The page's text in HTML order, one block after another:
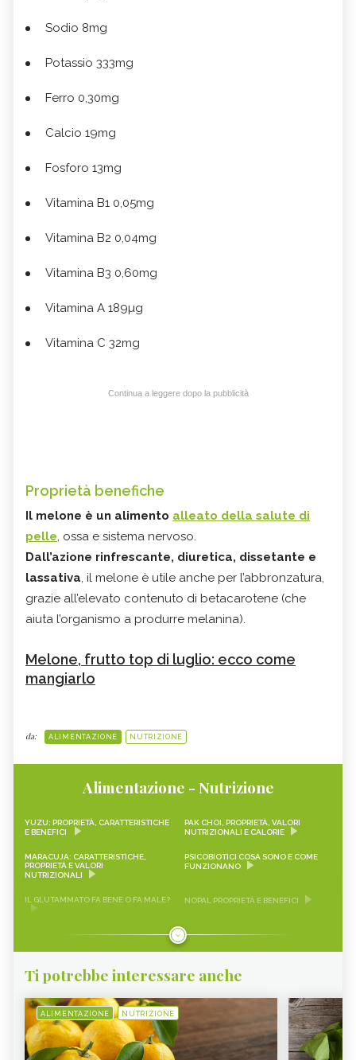
Sodio 8mg
Potassio 333mg
Ferro 0,30mg
Calcio 19mg
Fosforo 13mg
Vitamina B1 0,05mg
Vitamina B2 0,04mg
Vitamina B3 0,60mg
Vitamina A 189µg
Vitamina C 32mg
Continua a leggere dopo la pubblicità
Proprietà benefiche
Il melone è un alimento alleato della salute di
pelle, ossa e sistema nervoso.
Dall’azione rinfrescante, diuretica, dissetante e
lassativa, il melone è utile anche per l’abbronzatura,
grazie all’elevato contenuto di betacarotene (che
aiuta l’organismo a produrre melanina).
Melone, frutto top di luglio: ecco come
mangiarlo
da: ALIMENTAZIONE NUTRIZIONE
Alimentazione - Nutrizione
YUZU: PROPRIETÀ, CARATTERISTICHE
E BENEFICI
PAK CHOI, PROPRIETÀ, VALORI
NUTRIZIONALI E CALORIE
MARACUJA: CARATTERISTICHE,
PROPRIETÀ E VALORI
NUTRIZIONALI
PSICOBIOTICI COSA SONO E COME
FUNZIONANO
IL GLUTAMMATO FA BENE O FA MALE? NOPAL PROPRIETÀ E BENEFICI
FRAGOLINE DI BOSCO
RICETTE
CRAUTI, PROPRIETÀ, VALORI
NUTRIZIONALI E RICETTE
LEMON SNACK, LIMEQUAT SCAROLA
RAPA ROSSA SEITAN PROPRIETÀ E BENEFICI
AVOCADO
FRUTTA DI MARZO VERDURA DI STAGIONE, MARZO
Ti potrebbe interessare anche
ALIMENTAZIONE NUTRIZIONE